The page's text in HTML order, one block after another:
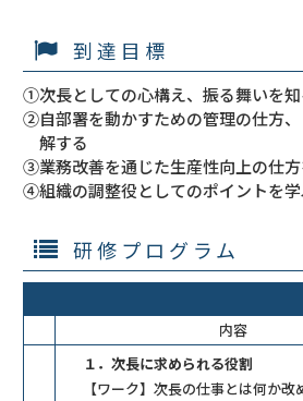
到達目標
①次長としての心構え、振る舞いを知
②自部署を動かすための管理の仕方
解する
③業務改善を通じた生産性向上の仕方
④組織の調整役としてのポイントを
研修プログラム
内容
１．次長に求められる役割
【ワーク】次長の仕事とは何か改